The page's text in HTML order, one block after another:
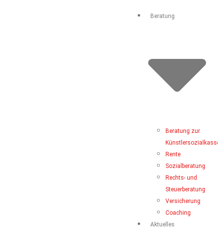
Beratung
Beratung zur
Rente
Sozialberatung
Rechts- und
Steuerberatung
Versicherung
Coaching
Aktuelles